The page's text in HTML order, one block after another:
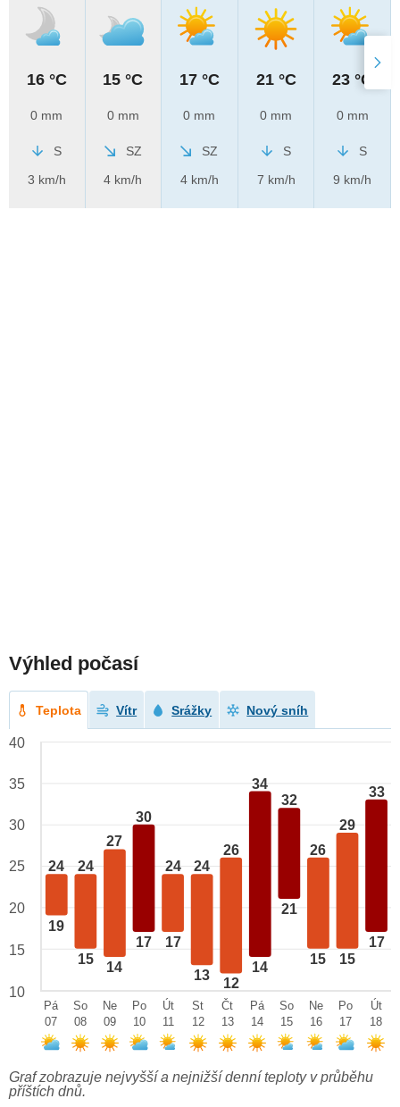
16 °C
0 mm
S
3 km/h
15 °C
0 mm
SZ
4 km/h
17 °C
0 mm
SZ
4 km/h
21 °C
0 mm
S
7 km/h
23 °C
0 mm
S
9 km/h
Výhled počasí
Teplota Vítr Srážky Nový sníh
24
19
24
15
27
14
30
17
24
17
24
13
26
12
34
14
32
21
26
15
29
15
33
17
40
35
30
25
20
15
10
Pá
07
So
08
Ne
09
Po
10
Út
11
St
12
Čt
13
Pá
14
So
15
Ne
16
Po
17
Út
18
Graf zobrazuje nejvyšší a nejnižší denní teploty v průběhu
příštích dnů.